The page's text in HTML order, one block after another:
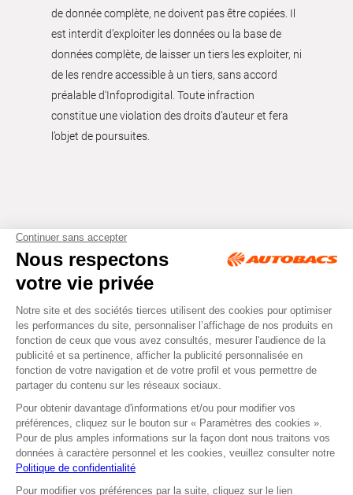
de donnée complète, ne doivent pas être copiées. Il
est interdit d’exploiter les données ou la base de
données complète, de laisser un tiers les exploiter, ni
de les rendre accessible à un tiers, sans accord
préalable d'Infoprodigital. Toute infraction
constitue une violation des droits d’auteur et fera
l’objet de poursuites.
Mentions légales RGPD
Cookies CGV
Facebook Instagram